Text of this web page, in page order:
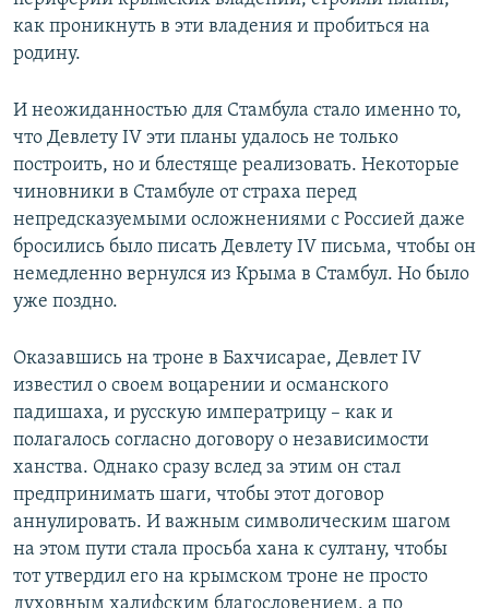
как проникнуть в эти владения и пробиться на
родину.
И неожиданностью для Стамбула стало именно то,
что Девлету IV эти планы удалось не только
построить, но и блестяще реализовать. Некоторые
чиновники в Стамбуле от страха перед
непредсказуемыми осложнениями с Россией даже
бросились было писать Девлету IV письма, чтобы он
немедленно вернулся из Крыма в Стамбул. Но было
уже поздно.
Оказавшись на троне в Бахчисарае, Девлет IV
известил о своем воцарении и османского
падишаха, и русскую императрицу – как и
полагалось согласно договору о независимости
ханства. Однако сразу вслед за этим он стал
предпринимать шаги, чтобы этот договор
аннулировать. И важным символическим шагом
на этом пути стала просьба хана к султану, чтобы
тот утвердил его на крымском троне не просто